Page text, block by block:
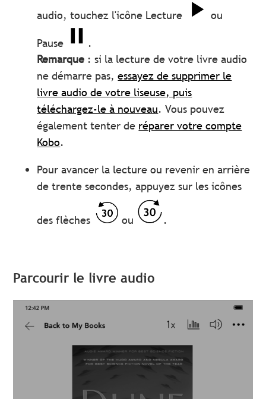
audio, touchez l'icône Lecture
ou
Pause
.
Remarque : si la lecture de votre livre audio
ne démarre pas,essayez de supprimer le
livre audio de votre liseuse, puis
téléchargez-le à nouveau. Vous pouvez
également tenter de réparer votre compte
Kobo.
Pour avancer la lecture ou revenir en arrière
de trente secondes, appuyez sur les icônes
des flèches ou .
Parcourir le livre audio